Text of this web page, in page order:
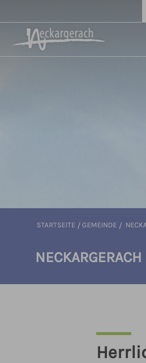
STARTSEITE / GEMEINDE /